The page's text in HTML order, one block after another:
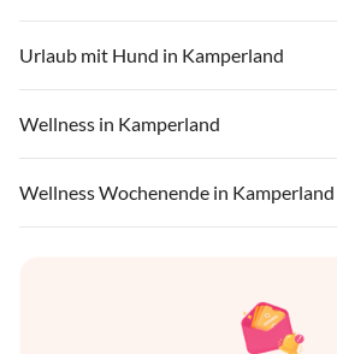
Urlaub mit Hund in Kamperland
Wellness in Kamperland
Wellness Wochenende in Kamperland